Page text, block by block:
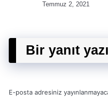
Temmuz 2, 2021
Bir yanıt
E-posta adresiniz